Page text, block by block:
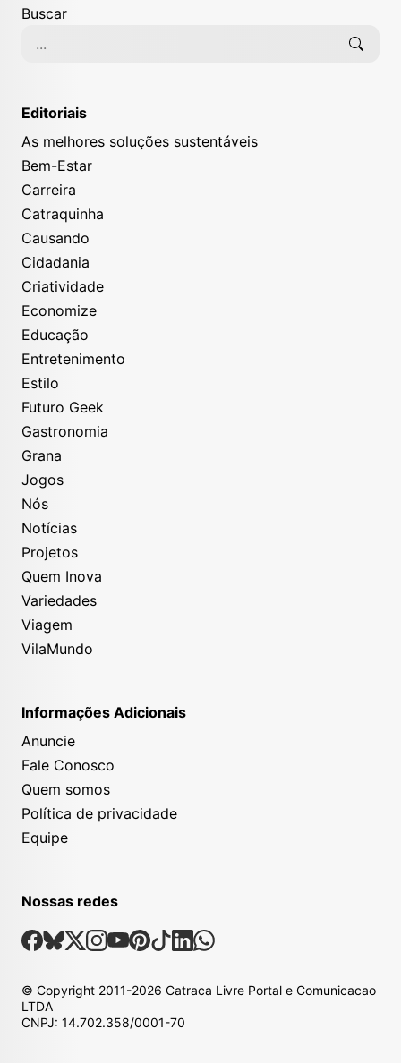
Buscar
Editoriais
As melhores soluções sustentáveis
Bem-Estar
Carreira
Catraquinha
Causando
Cidadania
Criatividade
Economize
Educação
Entretenimento
Estilo
Futuro Geek
Gastronomia
Grana
Jogos
Nós
Notícias
Projetos
Quem Inova
Variedades
Viagem
VilaMundo
Informações Adicionais
Anuncie
Fale Conosco
Quem somos
Política de privacidade
Equipe
Nossas redes
Nossas Redes Sociais
Facebook
Bsky
X Instagram
Youtube
Pinterest
TiktokLinkedin
Whatsapp
© Copyright 2011-2026 Catraca Livre Portal e Comunicacao
LTDA
CNPJ: 14.702.358/0001-70